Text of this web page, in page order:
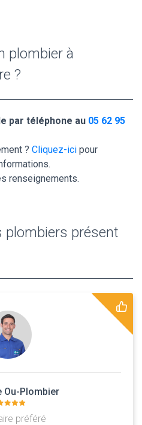
plombier à
?
par téléphone au 05 62 95
? Cliquez-ici pour
renseignements.
plombiers présent
Ou-Plombier
préféré